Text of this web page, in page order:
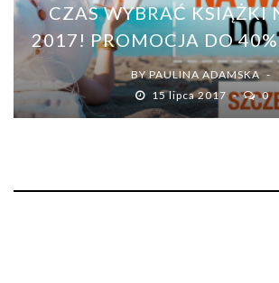
CZAS WYBRAĆ KSIĄŻKI
2017! PROMOCJA DO
BY PAULINA ADAMSKA
15 lipca 2017
0